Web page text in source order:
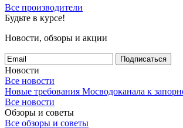
Все производители
Будьте в курсе!
Новости, обзоры и акции
Подписаться
Новости
Все новости
Новые требования Мосводоканала к
Все новости
Обзоры и советы
Все обзоры и советы